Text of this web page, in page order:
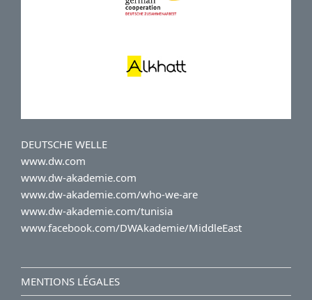
DEUTSCHE WELLE
www.dw.com
www.dw-akademie.com
www.dw-akademie.com/who-we-are
www.dw-akademie.com/tunisia
www.facebook.com/DWAkademie/MiddleEast
MENTIONS LÉGALES